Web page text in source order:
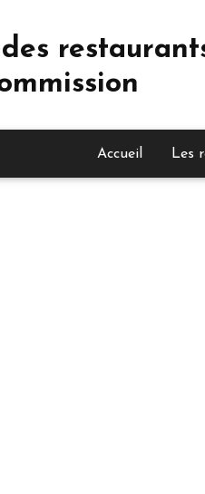
Accueil Les